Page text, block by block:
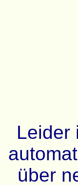
Leider
über